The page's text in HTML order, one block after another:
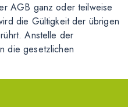
AGB ganz oder teilweise
die Gültigkeit der übrigen
Anstelle der
die gesetzlichen